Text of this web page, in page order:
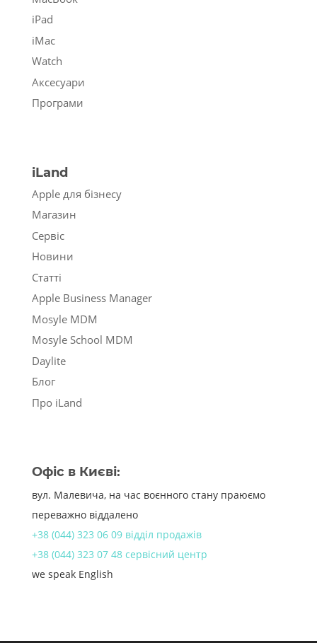
iPad
iMac
Watch
Аксесуари
Програми
iLand
Apple для бізнесу
Магазин
Сервіс
Новини
Статті
Apple Business Manager
Mosyle MDM
Mosyle School MDM
Daylite
Блог
Про iLand
Офіс в Києві:
вул. Малевича, на час воєнного стану праюємо
переважно віддалено
+38 (044) 323 06 09 відділ продажів
+38 (044) 323 07 48 сервісний центр
we speak English